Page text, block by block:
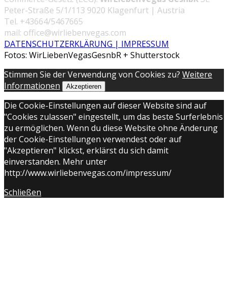
Peter-Straße 5/1/113 9020 Klagenfurt | Austria
Tel. +43664/5467665
mail: office@wirliebenvegas.com
DATENSCHUTZERKLÄRUNG | IMPRESSUM
Fotos: WirLiebenVegasGesnbR + Shutterstock
Stimmen Sie der Verwendung von Cookies zu? Weitere
Informationen
Akzeptieren
Die Cookie-Einstellungen auf dieser Website sind auf
"Cookies zulassen" eingestellt, um das beste Surferlebnis
zu ermöglichen. Wenn du diese Website ohne Änderung
der Cookie-Einstellungen verwendest oder auf
"Akzeptieren" klickst, erklärst du sich damit
einverstanden. Mehr unter
http://www.wirliebenvegas.com/impressum/
Schließen